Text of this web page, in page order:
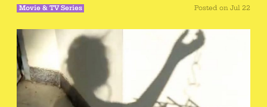
Movie & TV Series Posted on Jul 22